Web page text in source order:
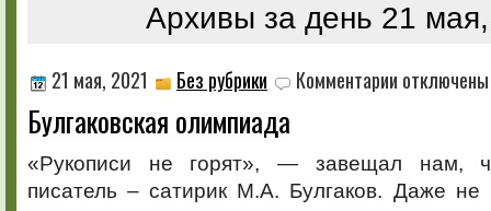
Архивы за день 21
21 мая, 2021 Без рубрики Комментарии записи
отключены
Булгаковская олимпиада
«Рукописи не горят», — завещал нам,
писатель – сатирик М.А. Булгаков. Даже не